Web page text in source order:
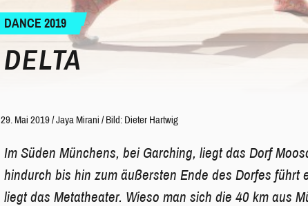
DANCE 2019
DELTA
29. Mai 2019/Jaya Mirani /Bild: Dieter Hartwig
Im Süden Münchens, bei Garching, liegt das Dorf
hindurch bis hin zum äußersten Ende des Dorfes führt
liegt das Metatheater. Wieso man sich die 40 km aus